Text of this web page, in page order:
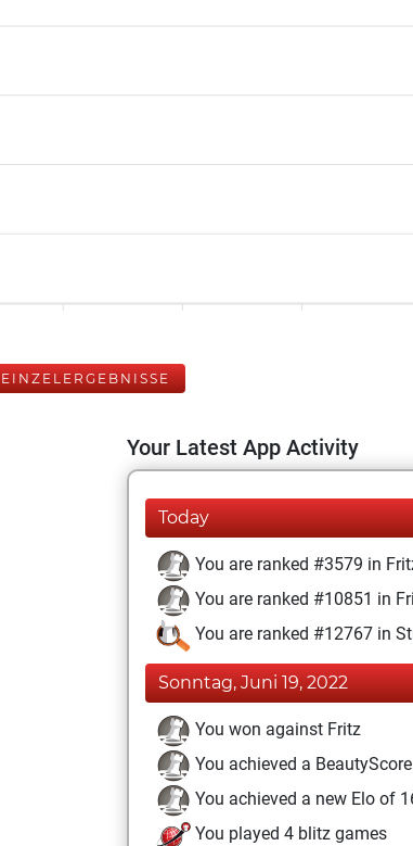
EINZELERGEBNISSE
Your Latest App Activity
Today
You are ranked #3579 in
You are ranked #10851 in
You are ranked #12767 in
Sonntag, Juni 19, 2022
You won against Fritz
You achieved a
You achieved a new Elo of
You played 4 blitz games